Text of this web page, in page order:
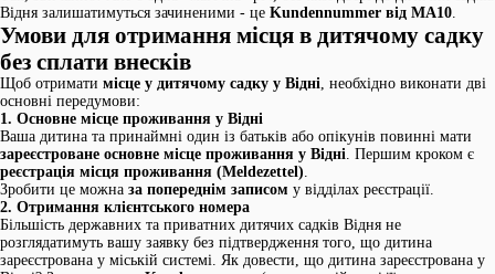
Відня залишатимуться зачиненими - це Kundennummer від MA10.
Умови для отримання місця в дитячому садку
без сплати внесків
Щоб отримати місце у дитячому садку у Відні, необхідно виконати дві
основні передумови:
1. Основне місце проживання у Відні
Ваша дитина та принаймні один із батьків або опікунів повинні мати
зареєстроване основне місце проживання у Відні. Першим кроком є
реєстрація місця проживання (Meldezettel).
Зробити це можна за попереднім записом у відділах реєстрації.
2. Отримання клієнтського номера
Більшість державних та приватних дитячих садків Відня не
розглядатимуть вашу заявку без підтвердження того, що дитина
зареєстрована у міській системі. Як довести, що дитина зареєстрована у